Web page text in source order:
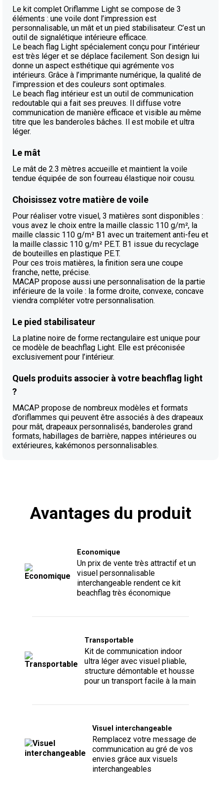
Le kit complet Oriflamme Light se compose de 3
éléments : une voile dont l’impression est
personnalisable, un mât et un pied stabilisateur. C’est un
outil de signalétique intérieure efficace.
Le beach flag Light spécialement conçu pour l’intérieur
est très léger et se déplace facilement. Son design lui
donne un aspect esthétique qui agrémente vos
intérieurs. Grâce à l’imprimante numérique, la qualité de
l’impression et des couleurs sont optimales.
Le beach flag intérieur est un outil de communication
redoutable qui a fait ses preuves. Il diffuse votre
communication de manière efficace et visible au même
titre que les banderoles bâches. Il est mobile et ultra
léger.
Le mât
Le mât de 2.3 mètres accueille et maintient la voile
tendue équipée de son fourreau élastique noir cousu.
Choisissez votre matière de voile
Pour réaliser votre visuel, 3 matières sont disponibles :
vous avez le choix entre la maille classic 110 g/m², la
maille classic 110 g/m² B1 avec un traitement anti-feu et
la maille classic 110 g/m² P.E.T. B1 issue du recyclage
de bouteilles en plastique P.E.T.
Pour ces trois matières, la finition sera une coupe
franche, nette, précise.
MACAP propose aussi une personnalisation de la partie
inférieure de la voile : la forme droite, convexe, concave
viendra compléter votre personnalisation.
Le pied stabilisateur
La platine noire de forme rectangulaire est unique pour
ce modèle de beachflag Light. Elle est préconisée
exclusivement pour l’intérieur.
Quels produits associer à votre beachflag light
?
MACAP propose de nombreux modèles et formats
d’oriflammes qui peuvent être associés à des drapeaux
pour mât, drapeaux personnalisés, banderoles grand
formats, habillages de barrière, nappes intérieures ou
extérieures, kakémonos personnalisables.
Avantages du produit
Economique
Un prix de vente très attractif et un
visuel personnalisable
interchangeable rendent ce kit
beachflag très économique
Transportable
Kit de communication indoor
ultra léger avec visuel pliable,
structure démontable et housse
pour un transport facile à la main
Visuel interchangeable
Remplacez votre message de
communication au gré de vos
envies grâce aux visuels
interchangeables